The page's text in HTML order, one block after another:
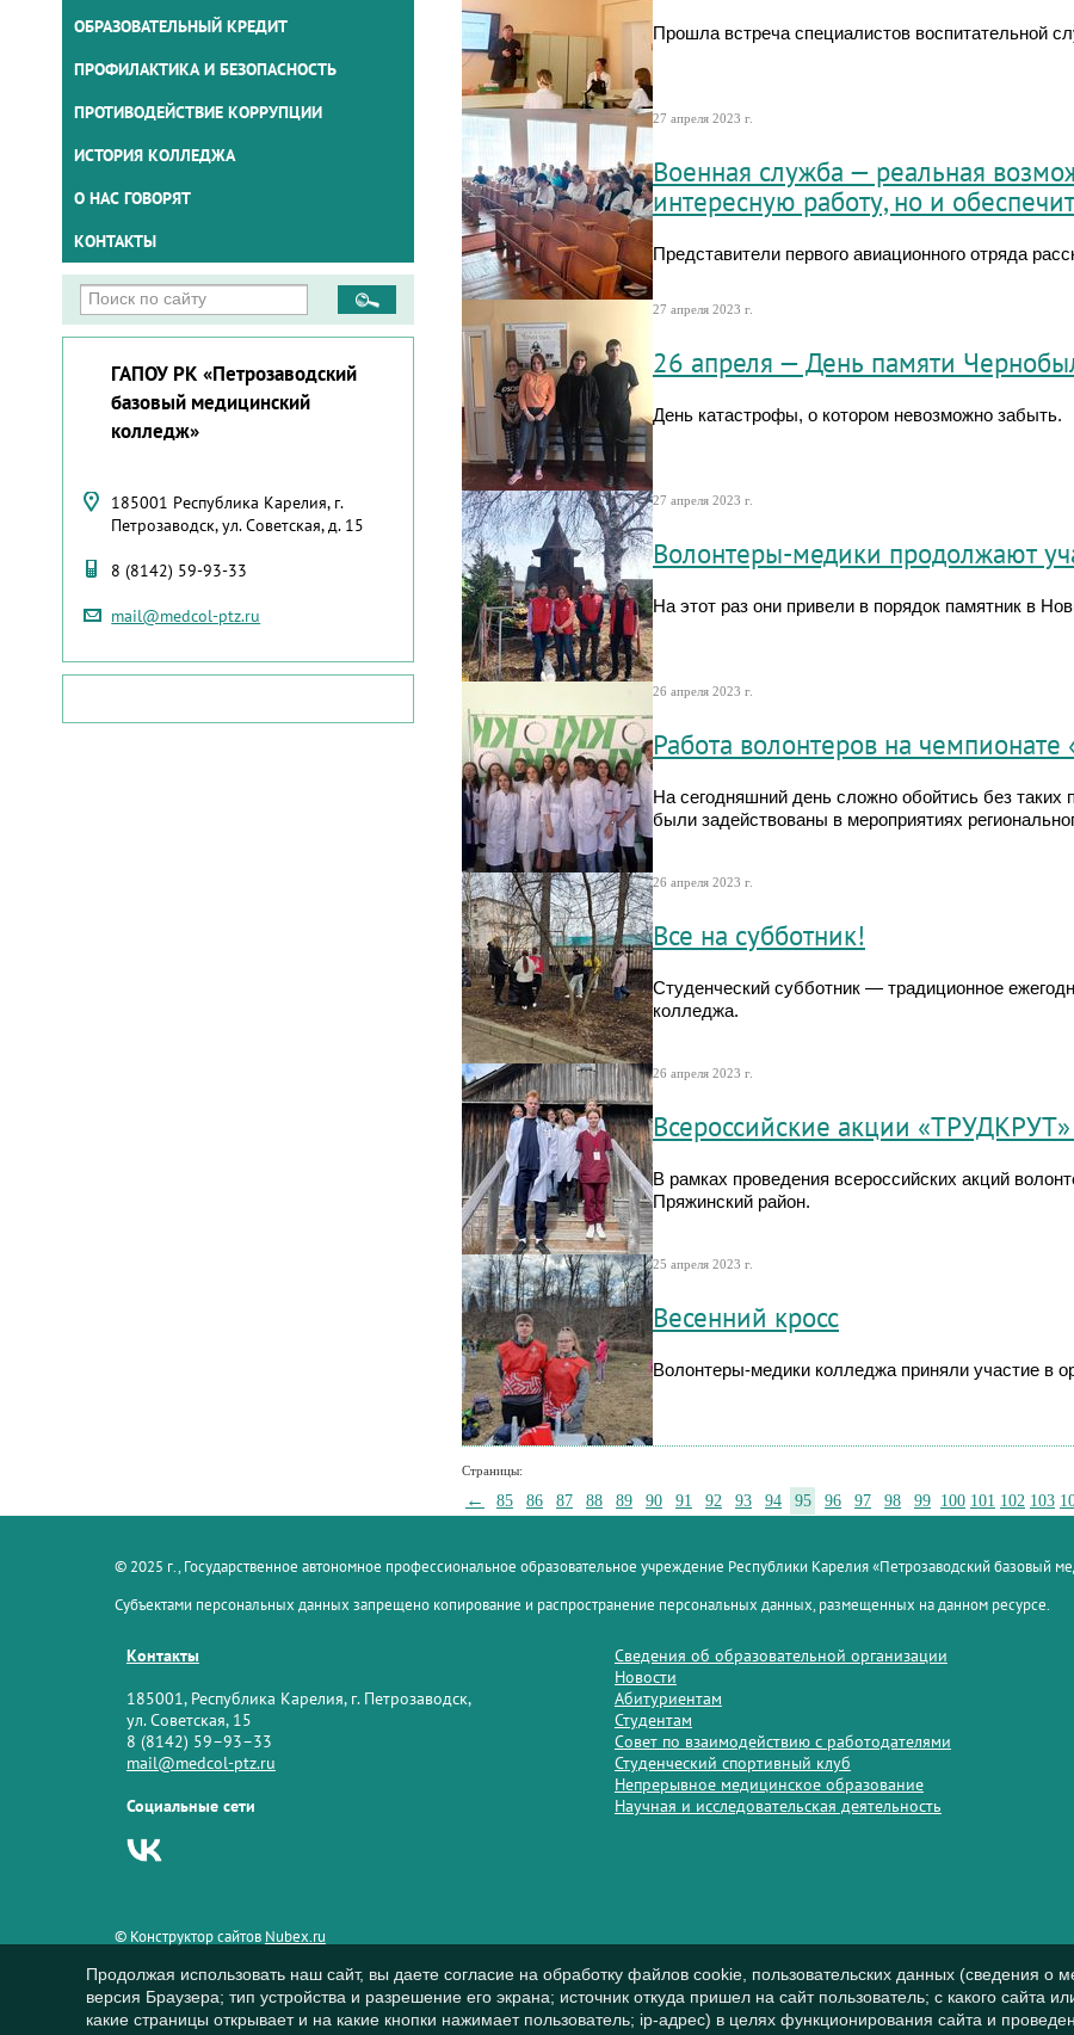
ОБРАЗОВАТЕЛЬНЫЙ КРЕДИТ
ПРОФИЛАКТИКА И БЕЗОПАСНОСТЬ
ПРОТИВОДЕЙСТВИЕ КОРРУПЦИИ
ИСТОРИЯ КОЛЛЕДЖА
О НАС ГОВОРЯТ
КОНТАКТЫ
ГАПОУ РК «Петрозаводский
базовый медицинский
колледж»
185001 Республика Карелия, г.
Петрозаводск, ул. Советская, д. 15
8 (8142) 59-93-33
mail@medcol-ptz.ru
Прошла встреча специалистов воспитательной
27 апреля 2023 г.
Военная служба — реальная
интересную работу, но и
Представители первого авиационного отряда
27 апреля 2023 г.
26 апреля — День памяти
День катастрофы, о котором невозможно забыть.
27 апреля 2023 г.
Волонтеры-медики продолжают
На этот раз они привели в порядок памятник в
26 апреля 2023 г.
Работа волонтеров на
На сегодняшний день сложно обойтись без
были задействованы в мероприятиях
26 апреля 2023 г.
Все на субботник!
Студенческий субботник — традиционное
колледжа.
26 апреля 2023 г.
Всероссийские акции
В рамках проведения всероссийских акций
Пряжинский район.
25 апреля 2023 г.
Весенний кросс
Волонтеры-медики колледжа приняли участие в
Страницы:
← 85 86 87 88 89 90 91 92 93 94 95 96 97 98 99 100 101 102 103
© 2025 г., Государственное автономное профессиональное образовательное учреждение Республики Карелия «Петрозаводский базовый
Субъектами персональных данных запрещено копирование и распространение персональных данных, размещенных на данном ресурсе.
Контакты
185001, Республика Карелия, г. Петрозаводск,
ул. Советская, 15
8 (8142) 59–93–33
mail@medcol-ptz.ru
Социальные сети
Сведения об образовательной организации
Новости
Абитуриентам
Студентам
Совет по взаимодействию с работодателями
Студенческий спортивный клуб
Непрерывное медицинское образование
Научная и исследовательская деятельность
© Конструктор сайтов Nubex.ru
Продолжая использовать наш сайт, вы даете согласие на обработку файлов cookie, пользовательских данных (сведения о
версия Браузера; тип устройства и разрешение его экрана; источник откуда пришел на сайт пользователь; с какого сайта
какие страницы открывает и на какие кнопки нажимает пользователь; ip-адрес) в целях функционирования сайта и